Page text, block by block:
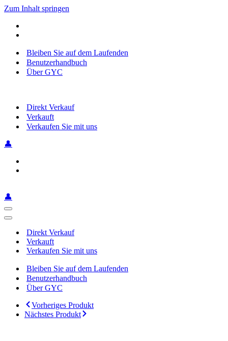
Zum Inhalt springen
Bleiben Sie auf dem Laufenden
Benutzerhandbuch
Über GYC
Direkt Verkauf
Verkauft
Verkaufen Sie mit uns
👤
👤
Navigationsmenü
Navigationsmenü
Direkt Verkauf
Verkauft
Verkaufen Sie mit uns
Bleiben Sie auf dem Laufenden
Benutzerhandbuch
Über GYC
Vorheriges Produkt
Nächstes Produkt